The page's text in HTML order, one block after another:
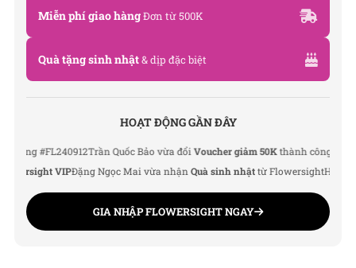
Miễn phí giao hàngĐơn từ 500K
Quà tặng sinh nhật& dịp đặc biệt
HOẠT ĐỘNG GẦN ĐÂY
#FL240912Trần Quốc Bảo vừa đổiVoucher giảm 50Kthành côngLê Thu Hà
VIPĐặng Ngọc Mai vừa nhậnQuà sinh nhật từ FlowersightHoàng
GIA NHẬP FLOWERSIGHT NGAY